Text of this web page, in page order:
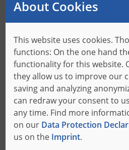
poziom? W takim razie
- od przywrócenia dostępności
rozszerzenie opcji zastosowań i
wydajności systemu. Wspólnie
z naszego zróżnicowanego
które naprawdę przyniesie
MINIMALIZACJA RYZYKA
Stoisz w obliczu przestoju
ukierunkowanej konwersji
About Cookies
This website uses cookies.
functions: On the one hand
functionality for this website.
they allow us to improve our
saving and analyzing
can redraw your consent to
any time. Find more
on our Data Protection
us on the Imprint.